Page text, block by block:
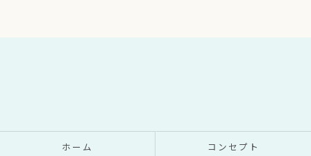
ホーム コンセプト